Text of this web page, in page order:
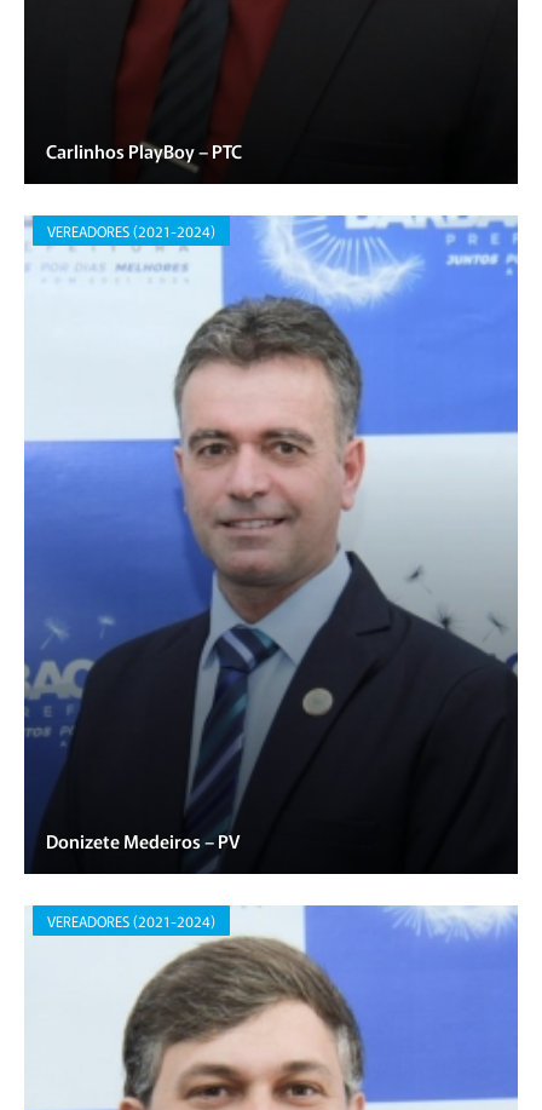
Carlinhos PlayBoy – PTC
VEREADORES (2021-2024)
Donizete Medeiros – PV
VEREADORES (2021-2024)